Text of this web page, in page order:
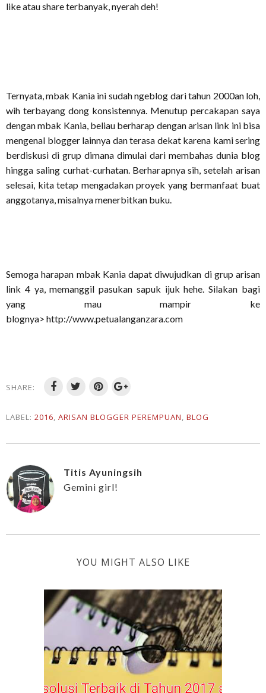
like atau share terbanyak, nyerah deh!
Ternyata, mbak Kania ini sudah ngeblog dari tahun 2000an loh,
wih terbayang dong konsistennya. Menutup percakapan saya
dengan mbak Kania, beliau berharap dengan arisan link ini bisa
mengenal blogger lainnya dan terasa dekat karena kami sering
berdiskusi di grup dimana dimulai dari membahas dunia blog
hingga saling curhat-curhatan. Berharapnya sih, setelah arisan
selesai, kita tetap mengadakan proyek yang bermanfaat buat
anggotanya, misalnya menerbitkan buku.
Semoga harapan mbak Kania dapat diwujudkan di grup arisan
link 4 ya, memanggil pasukan sapuk ijuk hehe. Silakan bagi
yang mau mampir ke
blognya> http://www.petualanganzara.com
SHARE:
LABEL: 2016, ARISAN BLOGGER PEREMPUAN, BLOG
Titis Ayuningsih
Gemini girl!
YOU MIGHT ALSO LIKE